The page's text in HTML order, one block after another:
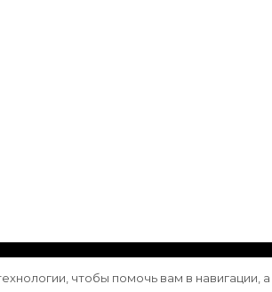
Vilva | Разработана
чтобы помочь вам в навигации,